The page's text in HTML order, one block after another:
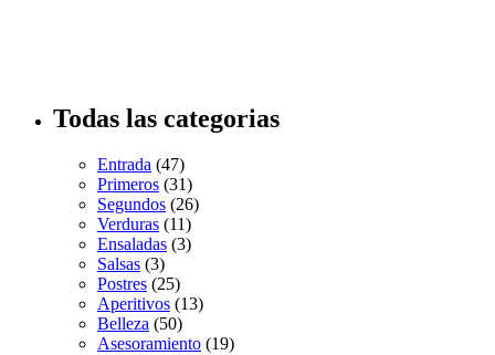
Todas las categorias
Entrada (47)
Primeros (31)
Segundos (26)
Verduras (11)
Ensaladas (3)
Salsas (3)
Postres (25)
Aperitivos (13)
Belleza (50)
Asesoramiento (19)